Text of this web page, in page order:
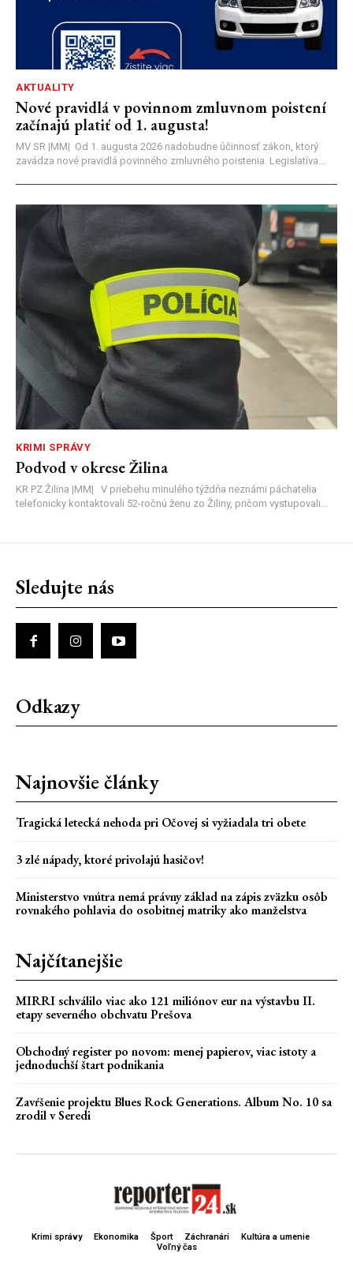
AKTUALITY
Nové pravidlá v povinnom zmluvnom poistení
začínajú platiť od 1. augusta!
MV SR |MM| Od 1. augusta 2026 nadobudne účinnosť zákon, ktorý
zavádza nové pravidlá povinného zmluvného poistenia. Legislatíva...
KRIMI SPRÁVY
Podvod v okrese Žilina
KR PZ Žilina |MM| V priebehu minulého týždňa neznámi páchatelia
telefonicky kontaktovali 52-ročnú ženu zo Žiliny, pričom vystupovali...
Sledujte nás
Odkazy
Najnovšie články
Tragická letecká nehoda pri Očovej si vyžiadala tri obete
3 zlé nápady, ktoré privolajú hasičov!
Ministerstvo vnútra nemá právny základ na zápis zväzku osôb
rovnakého pohlavia do osobitnej matriky ako manželstva
Najčítanejšie
MIRRI schválilo viac ako 121 miliónov eur na výstavbu II.
etapy severného obchvatu Prešova
Obchodný register po novom: menej papierov, viac istoty a
jednoduchší štart podnikania
Zavŕšenie projektu Blues Rock Generations. Album No. 10 sa
zrodil v Seredi
Krimi správy Ekonomika Šport Záchranári
Kultúra a umenie
Voľný čas